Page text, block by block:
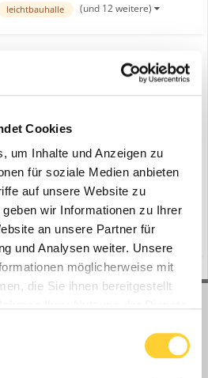
Cookies
um Inhalte und Anzeigen zu
für soziale Medien anbieten
auf unsere Website zu
wir Informationen zu Ihrer
an unsere Partner für
und Analysen weiter. Unsere
möglicherweise mit
die Sie ihnen bereitgestellt
die besonderen Anforderungen...
leichtbauhalle (und 12 weitere)
inNews aus der
- Gerüste und Schalungen
aufwendigen Generalsanierungen von
beim Bau und Betrieb der
Ersatzspielstätten können modulare
die besonderen Anforderungen...
leichtbauhalle (und 12 weitere)